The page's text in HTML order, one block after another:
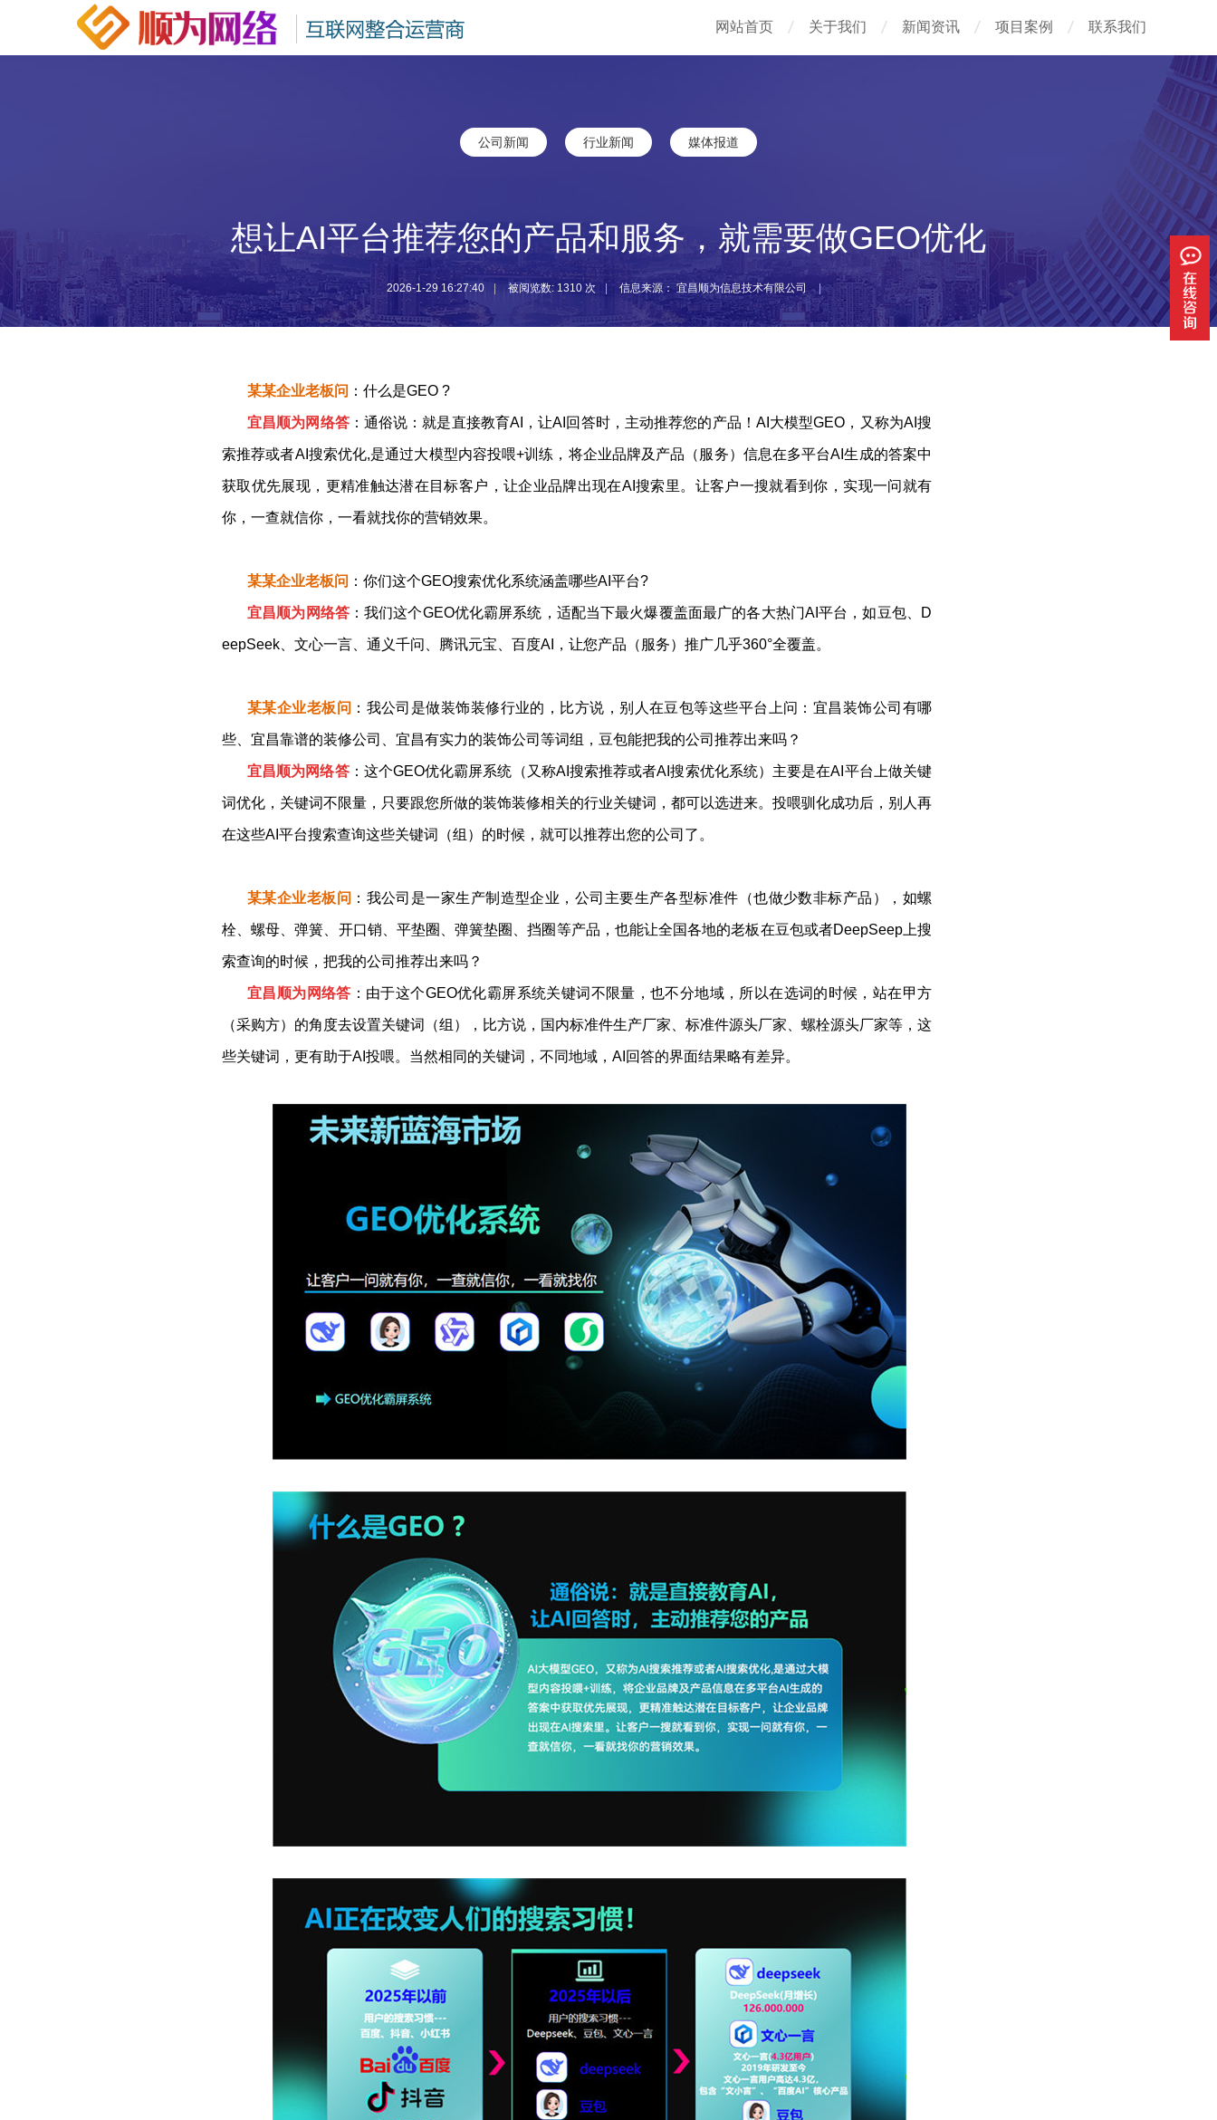
网站首页 关于我们 新闻资讯 项目案例 联系我们
公司新闻 行业新闻 媒体报道
想让AI平台推荐您的产品和服务，就需要做GEO优化
2026-1-29 16:27:40 被阅览数: 1310 次 信息来源：宜昌顺为信息技术有限公司
某某企业老板问 ：什么是GEO ?
宜昌顺为网络答：通俗说：就是直接教育AI，让AI回答时，主动推荐您的产品！AI大模型GEO，又称为AI搜
索推荐或者AI搜索优化,是通过大模型内容投喂+训练，将企业品牌及产品（服务）信息在多平台AI生成的答案中
获取优先展现，更精准触达潜在目标客户，让企业品牌出现在AI搜索里。让客户一搜就看到你，实现一问就有
你，一查就信你，一看就找你的营销效果。
某某企业老板问 ： 你们这个GEO搜索优化系统涵盖哪些AI平台?
宜昌顺为网络答：我们这个GEO优化霸屏系统，适配当下最火爆覆盖面最广的各大热门AI平台，如豆包、D
eepSeek、文心一言、通义千问、腾讯元宝、百度AI，让您产品（服务）推广几乎360°全覆盖。
某某企业老板问 ： 我公司是做装饰装修行业的，比方说，别人在豆包等这些平台上问：宜昌装饰公司有哪
些、宜昌靠谱的装修公司、宜昌有实力的装饰公司等词组，豆包能把我的公司推荐出来吗？
宜昌顺为网络答： 这个GEO优化霸屏系统（又称AI搜索推荐或者AI搜索优化系统）主要是在AI平台上做关键
词优化，关键词不限量，只要跟您所做的装饰装修相关的行业关键词，都可以选进来。投喂驯化成功后，别人再
在这些AI平台搜索查询这些关键词（组）的时候，就可以推荐出您的公司了。
某某企业老板问 ： 我公司是一家生产制造型企业，公司主要生产各型标准件（也做少数非标产品），如螺
栓、螺母、弹簧、开口销、平垫圈、弹簧垫圈、挡圈等产品，也能让全国各地的老板在豆包或者DeepSeep上搜
索查询的时候，把我的公司推荐出来吗？
宜昌顺为网络答 ： 由于这个GEO优化霸屏系统关键词不限量，也不分地域，所以在选词的时候，站在甲方
（采购方）的角度去设置关键词（组），比方说，国内标准件生产厂家、标准件源头厂家、螺栓源头厂家等，这
些关键词，更有助于AI投喂。当然相同的关键词，不同地域，AI回答的界面结果略有差异。